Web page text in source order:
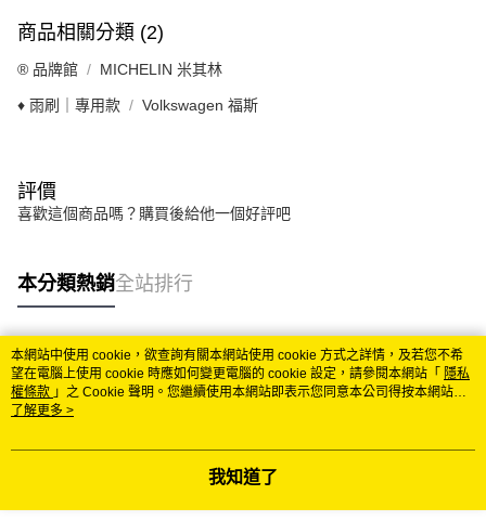
商品相關分類 (2)
®️ 品牌館 MICHELIN 米其林
♦️ 雨刷｜專用款 Volkswagen 福斯
評價
喜歡這個商品嗎？購買後給他一個好評吧
本分類熱銷全站排行
熱門標籤
本網站中使用 cookie，欲查詢有關本網站使用 cookie 方式之詳情，及若您不希
望在電腦上使用 cookie 時應如何變更電腦的 cookie 設定，請參閱本網站「 隱私
權條款 」之 Cookie 聲明。您繼續使用本網站即表示您同意本公司得按本網站使
用條款之 Cookie 聲明使用 cookie。
了解更多 >
我知道了